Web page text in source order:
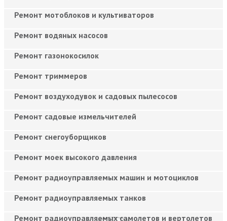
Ремонт мотоблоков и культиваторов
Ремонт водяных насосов
Ремонт газонокосилок
Ремонт триммеров
Ремонт воздуходувок и садовых пылесосов
Ремонт садовые измельчителей
Ремонт снегоуборщиков
Ремонт моек высокого давления
Ремонт радиоуправляемых машин и мотоциклов
Ремонт радиоуправляемых танков
Ремонт радиоуправляемых самолетов и вертолетов